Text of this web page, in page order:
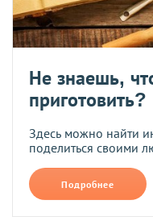
Не знаешь,
приготовить?
Здесь можно найти
поделиться своими
Подробнее